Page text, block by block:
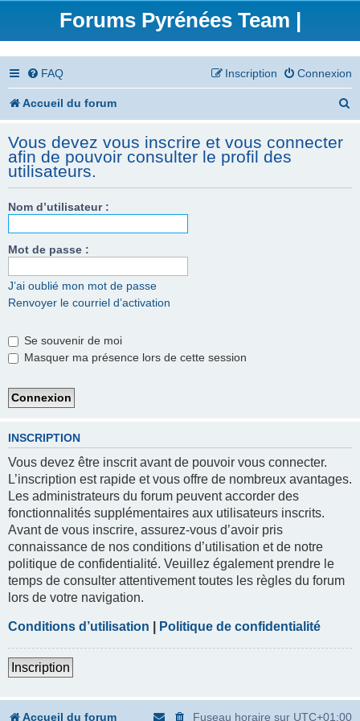
Forums Pyrénées Team |
FAQ Connexion
Inscription
Accueil du forum
Vous devez vous inscrire et vous connecter
afin de pouvoir consulter le profil des
utilisateurs.
Nom d’utilisateur :
Mot de passe :
J’ai oublié mon mot de passe
Renvoyer le courriel d’activation
Se souvenir de moi
Masquer ma présence lors de cette session
INSCRIPTION
Vous devez être inscrit avant de pouvoir vous connecter.
L’inscription est rapide et vous offre de nombreux avantages.
Les administrateurs du forum peuvent accorder des
fonctionnalités supplémentaires aux utilisateurs inscrits.
Avant de vous inscrire, assurez-vous d’avoir pris
connaissance de nos conditions d’utilisation et de notre
politique de confidentialité. Veuillez également prendre le
temps de consulter attentivement toutes les règles du forum
lors de votre navigation.
Conditions d’utilisation Politique de confidentialité
Inscription
Accueil du forum Fuseau horaire sur UTC+01:00